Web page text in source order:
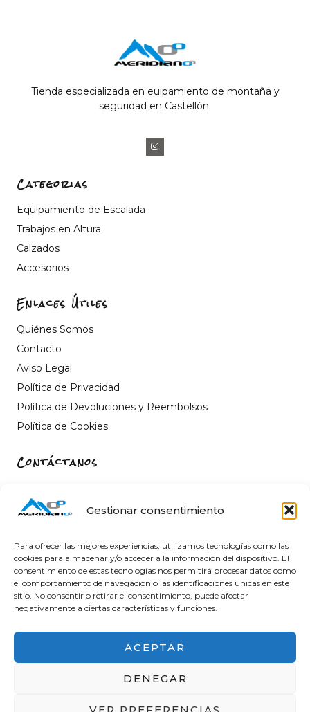
Gestionar consentimiento
Para ofrecer las mejores experiencias, utilizamos tecnologías como las
cookies para almacenar y/o acceder a la información del dispositivo. El
consentimiento de estas tecnologías nos permitirá procesar datos como
el comportamiento de navegación o las identificaciones únicas en este
sitio. No consentir o retirar el consentimiento, puede afectar
negativamente a ciertas características y funciones.
ACEPTAR
DENEGAR
VER PREFERENCIAS
Tienda especializada en euipamiento de montaña y
seguridad en Castellón.
Categorias
Equipamiento de Escalada
Trabajos en Altura
Calzados
Accesorios
Enlaces Útiles
Quiénes Somos
Contacto
Aviso Legal
Política de Privacidad
Política de Devoluciones y Reembolsos
Política de Cookies
Contáctanos
Castelló
info@meridiano-0.com
@ 2025 Diseñado byClicacs.com